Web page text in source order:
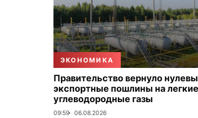
ЭКОНОМИКА
Правительство вернуло
экспортные пошлины на легкие
углеводородные газы
09:59 06.08.2026